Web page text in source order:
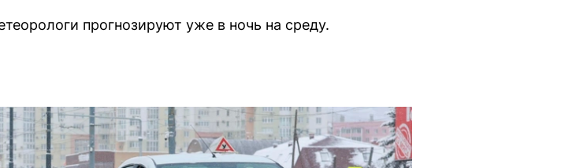
прогнозируют уже в ночь на среду.